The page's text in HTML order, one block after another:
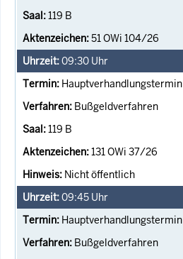
119 B
51 OWi 104/26
09:30 Uhr
Hauptverhandlungstermin
Bußgeldverfahren
119 B
131 OWi 37/26
Nicht öffentlich
09:45 Uhr
Hauptverhandlungstermin
Bußgeldverfahren